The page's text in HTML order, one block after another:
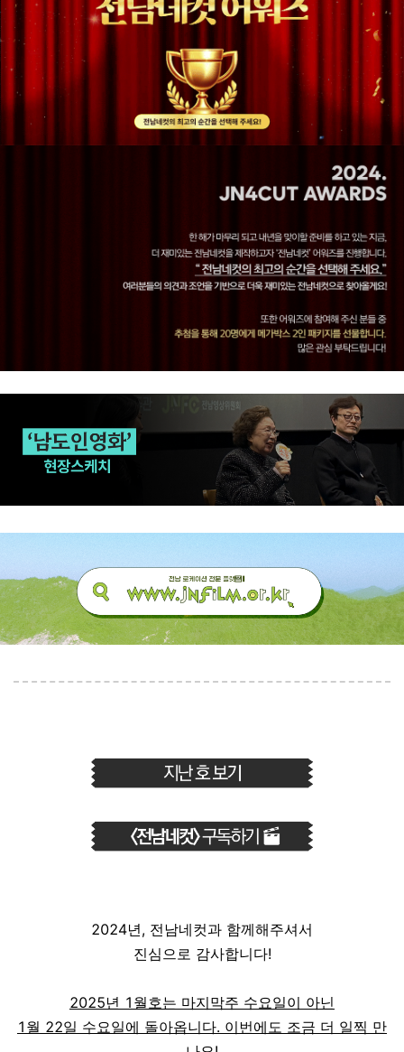
2024년, 전남네컷과 함께해주셔서
진심으로 감사합니다!
2025년 1월호는 마지막주 수요일이 아닌
1월 22일 수요일에 돌아옵니다. 이번에도 조금 더 일찍 만